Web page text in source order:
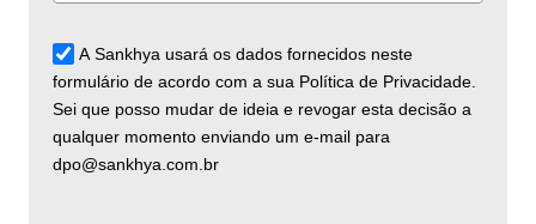
A Sankhya usará os dados fornecidos neste
formulário de acordo com a sua Política de Privacidade.
Sei que posso mudar de ideia e revogar esta decisão a
qualquer momento enviando um e-mail para
dpo@sankhya.com.br